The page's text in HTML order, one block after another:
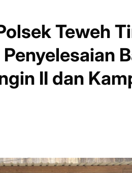
Teweh
II dan